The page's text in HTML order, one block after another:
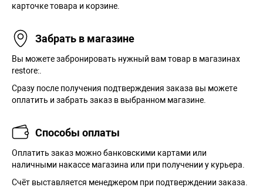
карточке товара и корзине.
Забрать в магазине
Вы можете забронировать нужный вам товар в магазинах
restore:.
Сразу после получения подтверждения заказа вы можете
оплатить и забрать заказ в выбранном магазине.
Способы оплаты
Оплатить заказ можно банковскими картами или
наличными накассе магазина или при получении у курьера.
Cчёт выставляется менеджером при подтверждении заказа.